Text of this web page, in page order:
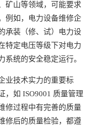
矿山等领域，可能要求
例如，电力设备维修企
承装（修、试）电力设
特定电压等级下对电力
系统的安全稳定运行。
业技术实力的重要标
，如 ISO9001 质量管理
修过程中有完善的质量
修后的质量检验，都遵